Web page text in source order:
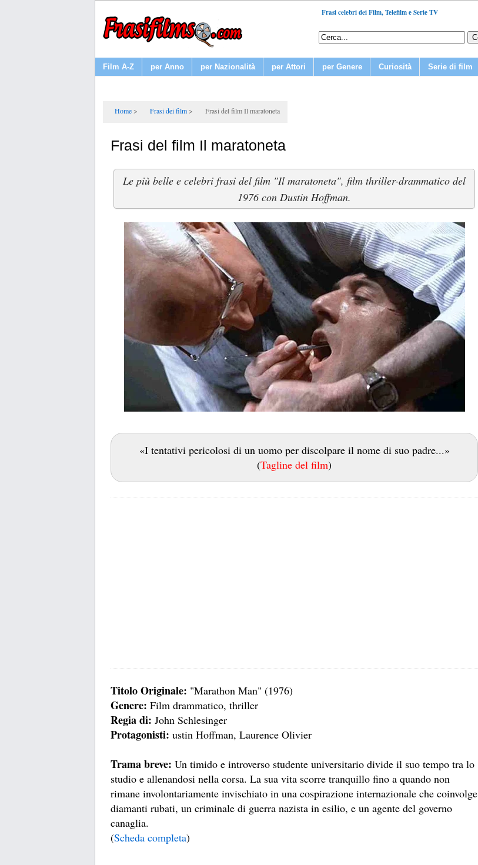
Frasi celebri dei Film, Telefilm e Serie TV
Film A-Z per Anno per Nazionalità per Attori per Genere Curiosità Serie di film
Home Frasi dei film Frasi del film Il maratoneta
Frasi del film Il maratoneta
Le più belle e celebri frasi del film "Il maratoneta", film thriller-drammatico del
1976 con Dustin Hoffman.
«I tentativi pericolosi di un uomo per discolpare il nome di suo padre...»
(Tagline del film)
Titolo Originale: "Marathon Man" (1976)
Genere: Film drammatico, thriller
Regia di: John Schlesinger
Protagonisti: ustin Hoffman, Laurence Olivier
Trama breve: Un timido e introverso studente universitario divide il suo tempo tra lo
studio e allenandosi nella corsa. La sua vita scorre tranquillo fino a quando non
rimane involontariamente invischiato in una cospirazione internazionale che coinvolge
diamanti rubati, un criminale di guerra nazista in esilio, e un agente del governo
canaglia.
(Scheda completa)